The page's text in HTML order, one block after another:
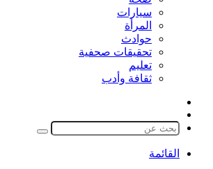
سيارات
المرأة
حوادث
تحقيقات صحفية
تعليم
ثقافة وأدب
المظلم
بحث
القائمة